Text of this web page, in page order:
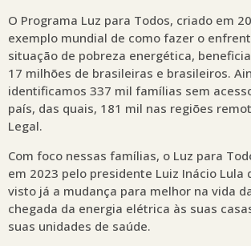
O Programa Luz para Todos, criado em
exemplo mundial de como fazer o
situação de pobreza energética,
17 milhões de brasileiras e brasileiros.
identificamos 337 mil famílias sem
país, das quais, 181 mil nas regiões
Legal.
Com foco nessas famílias, o Luz para
em 2023 pelo presidente Luiz Inácio Lula
visto já a mudança para melhor na vida
chegada da energia elétrica às suas
suas unidades de saúde.